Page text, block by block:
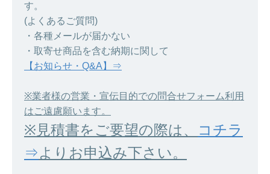
す。
(よくあるご質問)
・各種メールが届かない
・取寄せ商品を含む納期に関して
【お知らせ・Q&A】⇒
※業者様の営業・宣伝目的での問合せフォーム利用
はご遠慮願います。
※見積書をご要望の際は、
コチラ
⇒よりお申込み下さい。